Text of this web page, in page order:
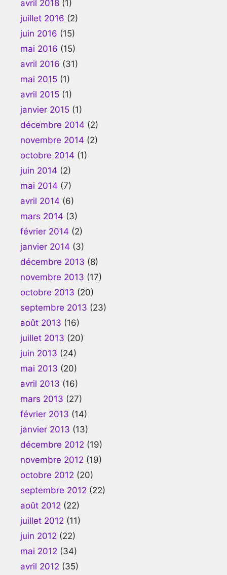
avril 2018 (1)
juillet 2016 (2)
juin 2016 (15)
mai 2016 (15)
avril 2016 (31)
mai 2015 (1)
avril 2015 (1)
janvier 2015 (1)
décembre 2014 (2)
novembre 2014 (2)
octobre 2014 (1)
juin 2014 (2)
mai 2014 (7)
avril 2014 (6)
mars 2014 (3)
février 2014 (2)
janvier 2014 (3)
décembre 2013 (8)
novembre 2013 (17)
octobre 2013 (20)
septembre 2013 (23)
août 2013 (16)
juillet 2013 (20)
juin 2013 (24)
mai 2013 (20)
avril 2013 (16)
mars 2013 (27)
février 2013 (14)
janvier 2013 (13)
décembre 2012 (19)
novembre 2012 (19)
octobre 2012 (20)
septembre 2012 (22)
août 2012 (22)
juillet 2012 (11)
juin 2012 (22)
mai 2012 (34)
avril 2012 (35)